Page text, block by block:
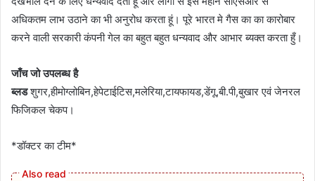
अधिकतम लाभ उठाने का भी अनुरोध करता हूं। पूरे भारत मे गैस का का कारोबार
करने वाली सरकारी कंपनी गेल का बहुत बहुत धन्यवाद और आभार ब्यक्त करता हुँ।
जाँच जो उपलब्ध है
ब्लडशुगर,हीमोग्लोबिन,हेपेटाईटिस,मलेरिया,टायफायड,डेंगू,बी.पी,बुखार एवं जेनरल
फिजिकल चेकप।
*डॉक्टर का टीम*